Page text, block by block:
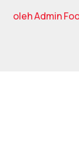
olehAdmin